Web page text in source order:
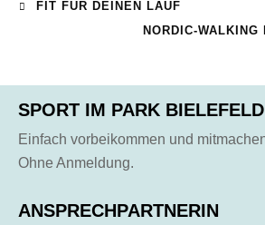
FIT FÜR DEINEN LAUF
NORDIC-WALKING
SPORT IM PARK BIELEFELD
Einfach vorbeikommen und
Ohne Anmeldung.
ANSPRECHPARTNERIN